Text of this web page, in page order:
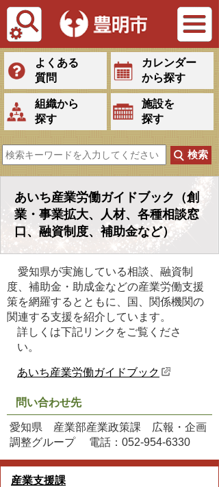
Tiếng Việt
よくある
質問
カレンダー
から探す
組織から
探す
施設を
探す
あいち産業労働ガイドブック（創
業・事業拡大、人材、各種相談窓
口、融資制度、補助金など）
愛知県が実施している相談、融資制
度、補助金・助成金などの産業労働支援
策を網羅するとともに、国、関係機関の
関連する支援を紹介しています。
詳しくは下記リンクをご覧くださ
い。
あいち産業労働ガイドブック
問い合わせ先
愛知県 産業部産業政策課 広報・企画
調整グループ 電話：052-954-6330
産業支援課